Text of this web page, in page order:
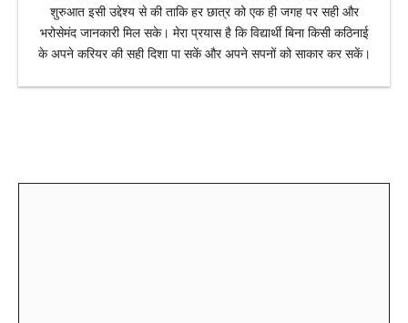
शुरुआत इसी उद्देश्य से की ताकि हर छात्र को एक ही जगह पर सही और
भरोसेमंद जानकारी मिल सके। मेरा प्रयास है कि विद्यार्थी बिना किसी कठिनाई
के अपने करियर की सही दिशा पा सकें और अपने सपनों को साकार कर सकें।